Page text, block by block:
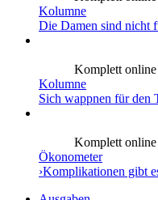
Kolumne
Die Damen sind nicht
Komplett online
Kolumne
Sich wappnen für den
Komplett online
Ökonometer
›Komplikationen gibt